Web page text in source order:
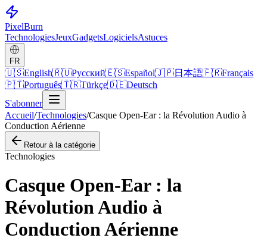
PixelBurn
TechnologiesJeuxGadgetsLogicielsAstuces
FR
🇺🇸English🇷🇺Русский🇪🇸Español🇯🇵日本語🇫🇷Français
🇵🇹Português🇹🇷Türkçe🇩🇪Deutsch
S'abonner
Accueil/Technologies/Casque Open-Ear : la Révolution Audio à
Conduction Aérienne
Retour à la catégorie
Technologies
Casque Open-Ear : la
Révolution Audio à
Conduction Aérienne